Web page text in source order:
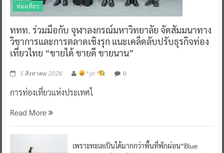
ท่องเที่ยว
ททท. ร่วมมือกับ จุฬาลงกรณ์มหาวิทยาลัย จัดสัมมนาทาง
วิชาการและการตลาดเชิงรุก แนะเคล็ดลับปรับธุรกิจท่อง
เที่ยวไทย “ขายได้ ขายดี ขายนาน”
5 สิงหาคม 2026 ^ jo ^ 0
การท่องเที่ยวแห่งประเทศไ
Read More
เพราะทะเลเป็นได้มากกว่าพื้นที่พักผ่อน“Blue